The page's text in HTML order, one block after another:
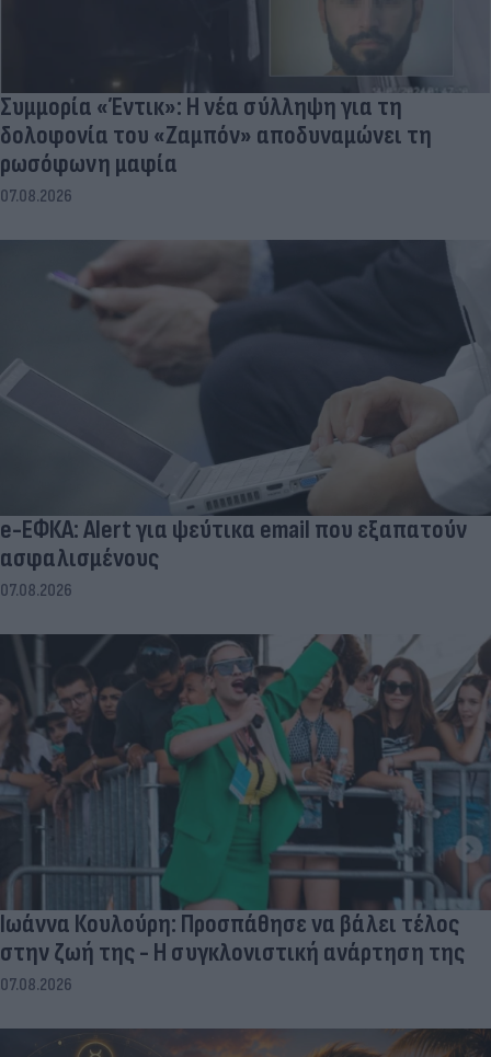
Συμμορία «Έντικ»: Η νέα σύλληψη για τη
δολοφονία του «Ζαμπόν» αποδυναμώνει τη
ρωσόφωνη μαφία
07.08.2026
e-ΕΦΚΑ: Alert για ψεύτικα email που εξαπατούν
ασφαλισμένους
07.08.2026
Ιωάννα Κουλούρη: Προσπάθησε να βάλει τέλος
στην ζωή της - Η συγκλονιστική ανάρτηση της
07.08.2026